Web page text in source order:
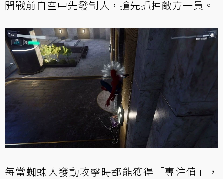
開戰前自空中先發制人，搶先抓掉敵方一員。
每當蜘蛛人發動攻擊時都能獲得「專注值」，